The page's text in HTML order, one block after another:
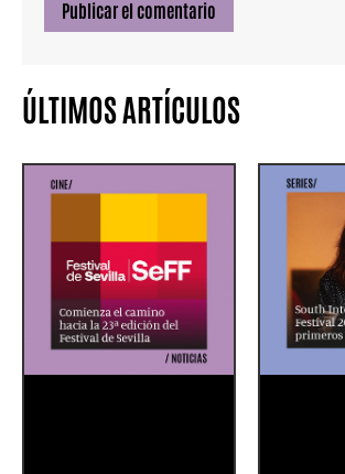
ÚLTIMOS ARTÍCULOS